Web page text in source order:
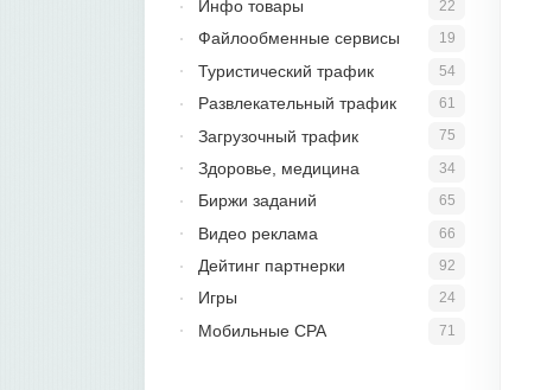
22
Инфо товары
19
Файлообменные сервисы
54
Туристический трафик
61
Развлекательный трафик
75
Загрузочный трафик
34
Здоровье, медицина
65
Биржи заданий
66
Видео реклама
92
Дейтинг партнерки
24
Игры
71
Мобильные CPA